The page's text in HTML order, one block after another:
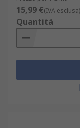
15,99 €(IVA esclusa)
Quantità